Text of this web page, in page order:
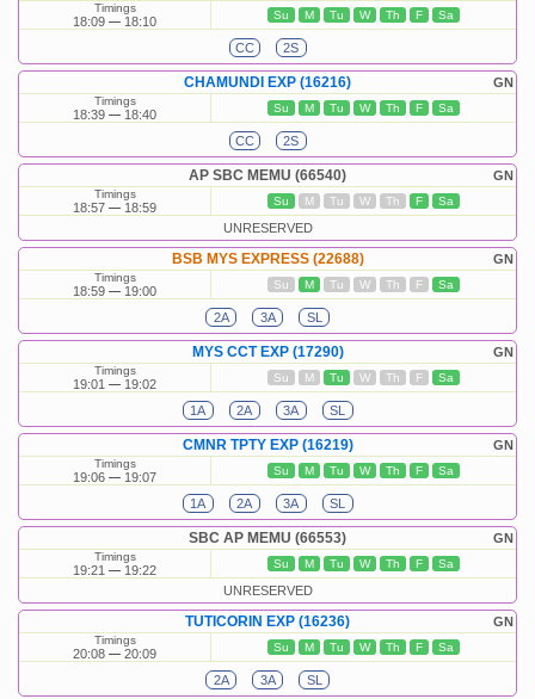
Timings
18:09 18:10 Su M Tu W Th F Sa
CC 2S
GN
CHAMUNDI EXP (16216)
Timings
18:39 18:40 Su M Tu W Th F Sa
CC 2S
GN
AP SBC MEMU (66540)
Timings
18:57 18:59 Su M Tu W Th F Sa
UNRESERVED
GN
BSB MYS EXPRESS (22688)
Timings
18:59 19:00 Su M Tu W Th F Sa
2A 3A SL
GN
MYS CCT EXP (17290)
Timings
19:01 19:02 Su M Tu W Th F Sa
1A 2A 3A SL
GN
CMNR TPTY EXP (16219)
Timings
19:06 19:07 Su M Tu W Th F Sa
1A 2A 3A SL
GN
SBC AP MEMU (66553)
Timings
19:21 19:22 Su M Tu W Th F Sa
UNRESERVED
GN
TUTICORIN EXP (16236)
Timings
20:08 20:09 Su M Tu W Th F Sa
2A 3A SL